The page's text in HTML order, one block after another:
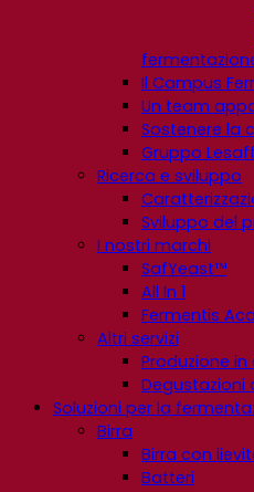
Il Campus
Un team
Sostenere la
Gruppo
Ricerca e sviluppo
Sviluppo del
I nostri marchi
SafYeast™
All In 1
Fermentis
Altri servizi
Produzione
Degustazioni
Soluzioni per la
Birra
Birra con
Batteri